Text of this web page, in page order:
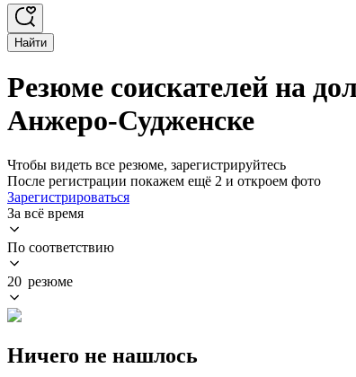
Найти
Резюме соискателей на
Анжеро-Судженске
Чтобы видеть все резюме, зарегистрируйтесь
После регистрации покажем ещё 2 и откроем фото
Зарегистрироваться
За всё время
По соответствию
20 резюме
Ничего не нашлось